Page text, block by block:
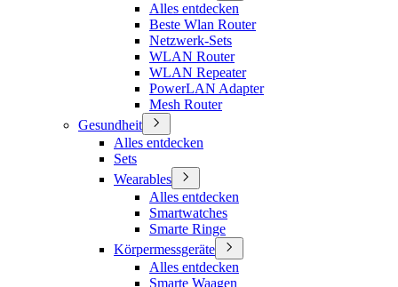
Alles entdecken
Beste Wlan Router
Netzwerk-Sets
WLAN Router
WLAN Repeater
PowerLAN Adapter
Mesh Router
Gesundheit
Alles entdecken
Sets
Wearables
Alles entdecken
Smartwatches
Smarte Ringe
Körpermessgeräte
Alles entdecken
Smarte Waagen